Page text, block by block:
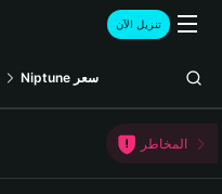
تنزيل الآن
Niptune سعر
المخاطر